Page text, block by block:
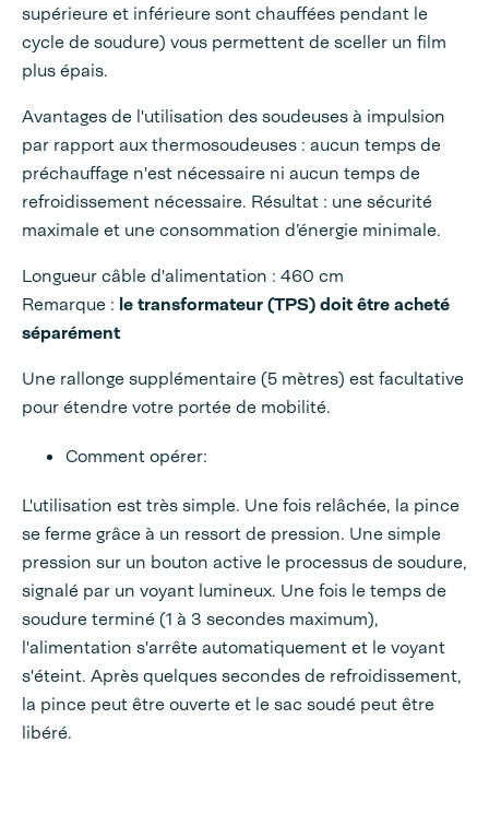
supérieure et inférieure sont chauffées pendant le
cycle de soudure) vous permettent de sceller un film
plus épais.
Avantages de l'utilisation des soudeuses à impulsion
par rapport aux thermosoudeuses : aucun temps de
préchauffage n'est nécessaire ni aucun temps de
refroidissement nécessaire. Résultat : une sécurité
maximale et une consommation d’énergie minimale.
Longueur câble d'alimentation : 460 cm
Remarque : le transformateur (TPS) doit être acheté
séparément
Une rallonge supplémentaire (5 mètres) est facultative
pour étendre votre portée de mobilité.
Comment opérer:
L'utilisation est très simple. Une fois relâchée, la pince
se ferme grâce à un ressort de pression. Une simple
pression sur un bouton active le processus de soudure,
signalé par un voyant lumineux. Une fois le temps de
soudure terminé (1 à 3 secondes maximum),
l'alimentation s'arrête automatiquement et le voyant
s'éteint. Après quelques secondes de refroidissement,
la pince peut être ouverte et le sac soudé peut être
libéré.